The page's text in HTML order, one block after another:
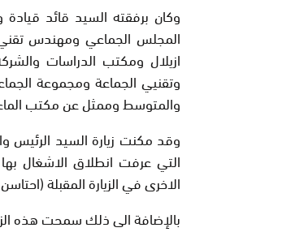
وكان برفقته السيد قائد
المجلس الجماعي ومهندس
ازيلال ومكتب الدراسات
وتقنيي الجماعة ومجموعة
والمتوسط وممثل عن مكتب
وقد مكنت زيارة السيد الرئيس
التي عرفت انطلاق الاشغال
الاخرى في الزيارة المقبلة
بالإضافة الى ذلك سمحت هذه